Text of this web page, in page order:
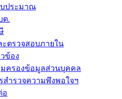
บประมาณ
ต.
ตรวจสอบภายใน
ข้อง
ครองข้อมูลส่วนบุคคล
สำรวจความพึงพอใจฯ
อ